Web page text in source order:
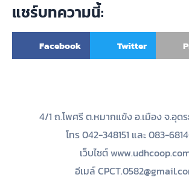
แชร์บทความนี้:
Facebook Twitter
4/1 ถ.โพศรี ต.หมากแข้ง อ.เมือง จ.อุด
โทร 042-348151 และ 083-
เว็บไซต์
อีเมล์